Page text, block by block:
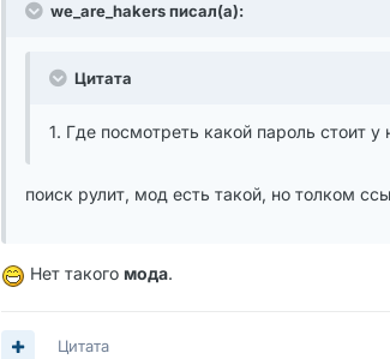
we_are_hakers писал(а):
Цитата
1. Где посмотреть какой пароль стоит у
поиск рулит, мод есть такой, но толком
Нет такого мода.
Цитата